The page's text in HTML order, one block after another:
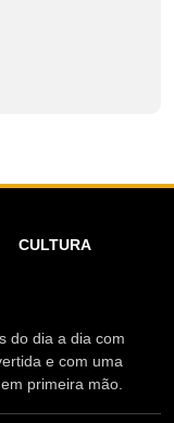
CULTURA
do dia a dia com
e com uma
primeira mão.